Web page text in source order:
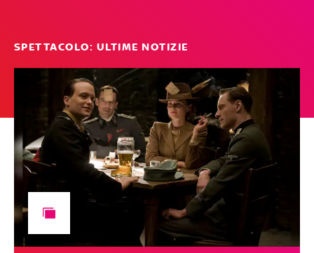
SPETTACOLO: ULTIME NOTIZIE